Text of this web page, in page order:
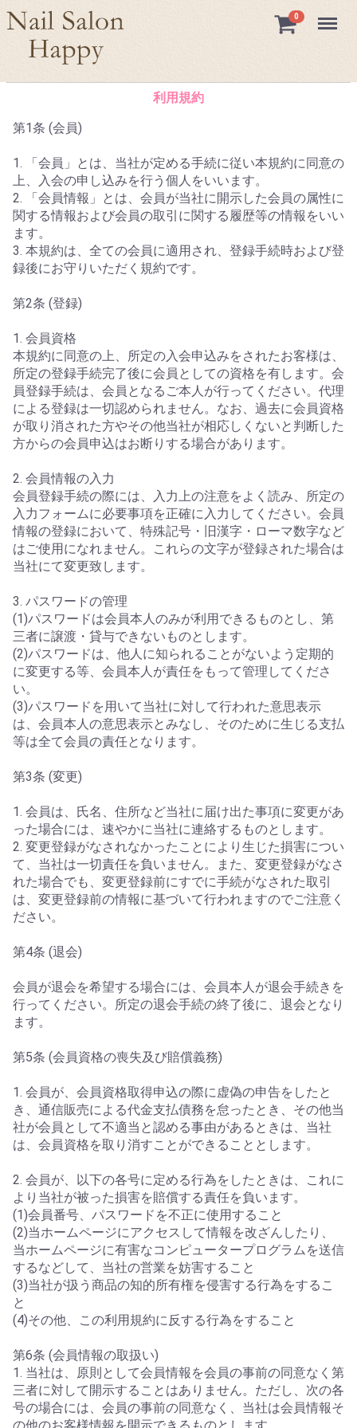
0 Menu
利用規約
第1条 (会員)
1. 「会員」とは、当社が定める手続に従い本規約に同意の
上、入会の申し込みを行う個人をいいます。
2. 「会員情報」とは、会員が当社に開示した会員の属性に
関する情報および会員の取引に関する履歴等の情報をいい
ます。
3. 本規約は、全ての会員に適用され、登録手続時および登
録後にお守りいただく規約です。
第2条 (登録)
1. 会員資格
本規約に同意の上、所定の入会申込みをされたお客様は、
所定の登録手続完了後に会員としての資格を有します。会
員登録手続は、会員となるご本人が行ってください。代理
による登録は一切認められません。なお、過去に会員資格
が取り消された方やその他当社が相応しくないと判断した
方からの会員申込はお断りする場合があります。
2. 会員情報の入力
会員登録手続の際には、入力上の注意をよく読み、所定の
入力フォームに必要事項を正確に入力してください。会員
情報の登録において、特殊記号・旧漢字・ローマ数字など
はご使用になれません。これらの文字が登録された場合は
当社にて変更致します。
3. パスワードの管理
(1)パスワードは会員本人のみが利用できるものとし、第
三者に譲渡・貸与できないものとします。
(2)パスワードは、他人に知られることがないよう定期的
に変更する等、会員本人が責任をもって管理してくださ
い。
(3)パスワードを用いて当社に対して行われた意思表示
は、会員本人の意思表示とみなし、そのために生じる支払
等は全て会員の責任となります。
第3条 (変更)
1. 会員は、氏名、住所など当社に届け出た事項に変更があ
った場合には、速やかに当社に連絡するものとします。
2. 変更登録がなされなかったことにより生じた損害につい
て、当社は一切責任を負いません。また、変更登録がなさ
れた場合でも、変更登録前にすでに手続がなされた取引
は、変更登録前の情報に基づいて行われますのでご注意く
ださい。
第4条 (退会)
会員が退会を希望する場合には、会員本人が退会手続きを
行ってください。所定の退会手続の終了後に、退会となり
ます。
第5条 (会員資格の喪失及び賠償義務)
1. 会員が、会員資格取得申込の際に虚偽の申告をしたと
き、通信販売による代金支払債務を怠ったとき、その他当
社が会員として不適当と認める事由があるときは、当社
は、会員資格を取り消すことができることとします。
2. 会員が、以下の各号に定める行為をしたときは、これに
より当社が被った損害を賠償する責任を負います。
(1)会員番号、パスワードを不正に使用すること
(2)当ホームページにアクセスして情報を改ざんしたり、
当ホームページに有害なコンピュータープログラムを送信
するなどして、当社の営業を妨害すること
(3)当社が扱う商品の知的所有権を侵害する行為をするこ
と
(4)その他、この利用規約に反する行為をすること
第6条 (会員情報の取扱い)
1. 当社は、原則として会員情報を会員の事前の同意なく第
三者に対して開示することはありません。ただし、次の各
号の場合には、会員の事前の同意なく、当社は会員情報そ